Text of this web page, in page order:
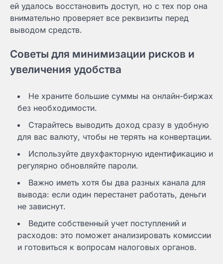
ей удалось восстановить доступ, но с тех пор она
внимательно проверяет все реквизиты перед
выводом средств.
Советы для минимизации рисков и
увеличения удобства
Не храните большие суммы на онлайн-биржах
без необходимости.
Старайтесь выводить доход сразу в удобную
для вас валюту, чтобы не терять на конвертации.
Используйте двухфакторную идентификацию и
регулярно обновляйте пароли.
Важно иметь хотя бы два разных канала для
вывода: если один перестанет работать, деньги
не зависнут.
Ведите собственный учет поступлений и
расходов: это поможет анализировать комиссии
и готовиться к вопросам налоговых органов.